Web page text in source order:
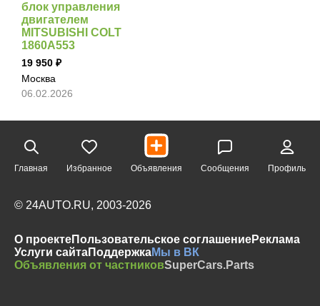
блок управления
двигателем
MITSUBISHI COLT
1860A553
19 950
Москва
06.02.2026
Главная Избранное Объявления Сообщения Профиль
© 24AUTO.RU, 2003-2026
О проектеПользовательское соглашениеРеклама
Услуги сайтаПоддержкаМы в ВК
Объявления от частниковSuperCars.Parts